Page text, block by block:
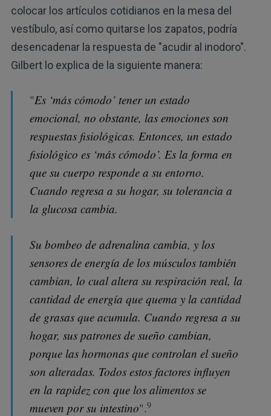
colocar los artículos cotidianos en la mesa del
vestíbulo, así como quitarse los zapatos, podría
desencadenar la respuesta de "acudir al inodoro".
Gilbert lo explica de la siguiente manera:
"Es ‘más cómodo’ tener un estado
emocional, no obstante, las emociones son
respuestas fisiológicas. Entonces, un estado
fisiológico es ‘más cómodo’. Es la forma en
que su cuerpo responde a su entorno.
Cuando regresa a su hogar, su tolerancia a
la glucosa cambia.
Su bombeo de adrenalina cambia, y los
sensores de energía de los músculos también
cambian, lo cual altera su respiración real, la
cantidad de energía que quema y la cantidad
de grasas que acumula. Cuando regresa a su
hogar, sus patrones de sueño cambian,
porque las hormonas que controlan el sueño
son alteradas. Todos estos factores influyen
en la rapidez con que los alimentos se
mueven por su intestino".9